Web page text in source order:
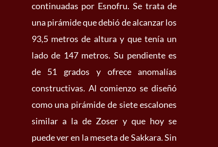
continuadas por Esnofru. Se trata de
una pirámide que debió de alcanzar los
93,5 metros de altura y que tenía un
lado de 147 metros. Su pendiente es
de 51 grados y ofrece anomalías
constructivas. Al comienzo se diseñó
como una pirámide de siete escalones
similar a la de Zoser y que hoy se
puede ver en la meseta de Sakkara. Sin